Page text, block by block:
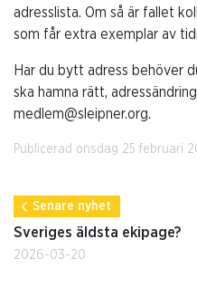
adresslista. Om så är fallet
som får extra exemplar av
Har du bytt adress behöver
ska hamna rätt,
medlem@sleipner.org.
Publicerad onsdag 25 februari
Senare nyhet
Sveriges äldsta ekipage?
2026-03-20